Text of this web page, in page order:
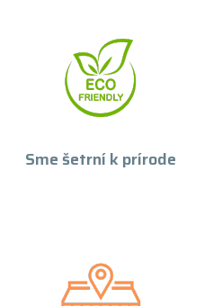
Sme šetrní k prírode